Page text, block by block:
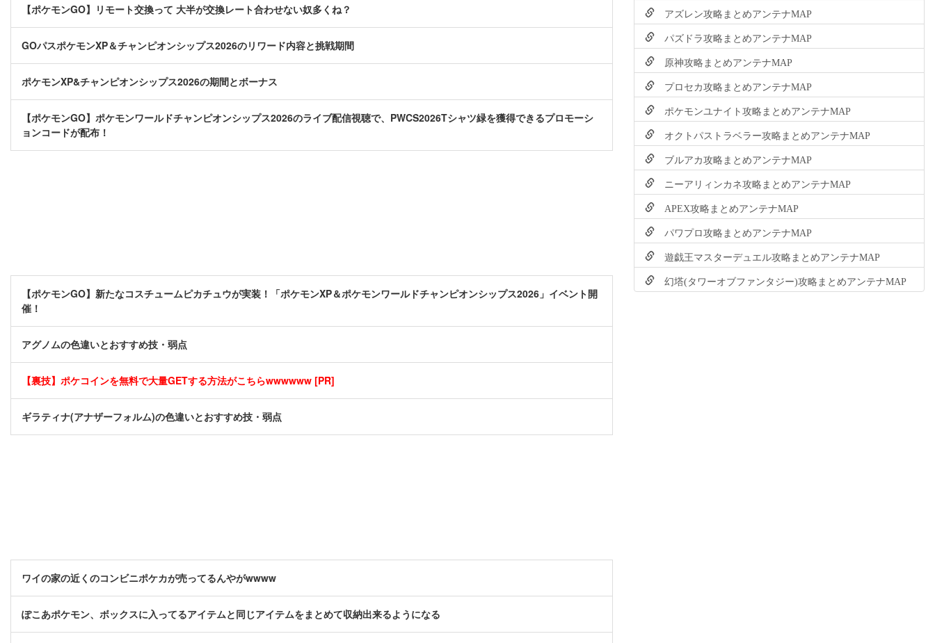
【ポケモンGO】リモート交換って 大半が交換レート合わせない奴多くね？
GOパスポケモンXP＆チャンピオンシップス2026のリワード内容と挑戦期間
ポケモンXP&チャンピオンシップス2026の期間とボーナス
【ポケモンGO】ポケモンワールドチャンピオンシップス2026のライブ配信視聴で、PWCS2026Tシャツ緑を獲得できるプロモーシ
ョンコードが配布！
【ポケモンGO】新たなコスチュームピカチュウが実装！「ポケモンXP＆ポケモンワールドチャンピオンシップス2026」イベント開
催！
アグノムの色違いとおすすめ技・弱点
【裏技】ポケコインを無料で大量GETする方法がこちらwwwwww [PR]
ギラティナ(アナザーフォルム)の色違いとおすすめ技・弱点
ワイの家の近くのコンビニポケカが売ってるんやがwwww
ぽこあポケモン、ボックスに入ってるアイテムと同じアイテムをまとめて収納出来るようになる
アズレン攻略まとめアンテナMAP
パズドラ攻略まとめアンテナMAP
原神攻略まとめアンテナMAP
プロセカ攻略まとめアンテナMAP
ポケモンユナイト攻略まとめアンテナMAP
オクトパストラベラー攻略まとめアンテナMAP
ブルアカ攻略まとめアンテナMAP
ニーアリィンカネ攻略まとめアンテナMAP
APEX攻略まとめアンテナMAP
パワプロ攻略まとめアンテナMAP
遊戯王マスターデュエル攻略まとめアンテナMAP
幻塔(タワーオブファンタジー)攻略まとめアンテナMAP